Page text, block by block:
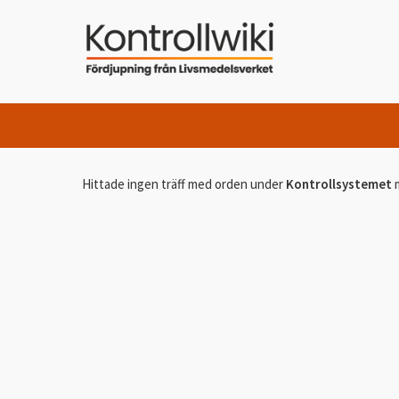
Hittade ingen träff med orden under Kontrollsystemet